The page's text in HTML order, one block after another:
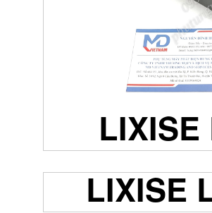
LIXISE
LIXISE